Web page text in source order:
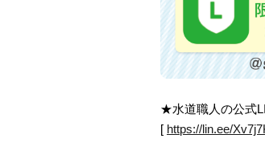
★水道職人の公式
[ https://lin.ee/